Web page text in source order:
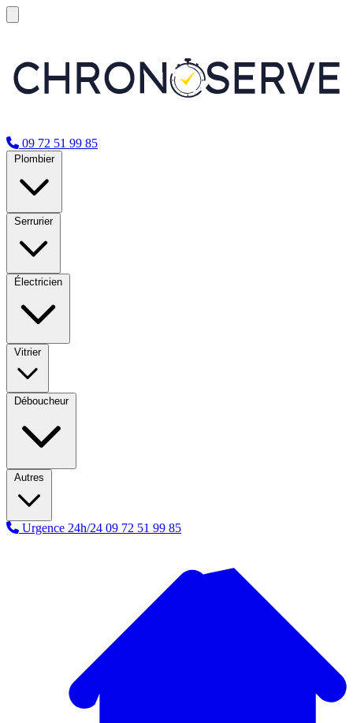
09 72 51 99 85
Plombier
Serrurier
Électricien
Vitrier
Déboucheur
Autres
Urgence 24h/24 09 72 51 99 85